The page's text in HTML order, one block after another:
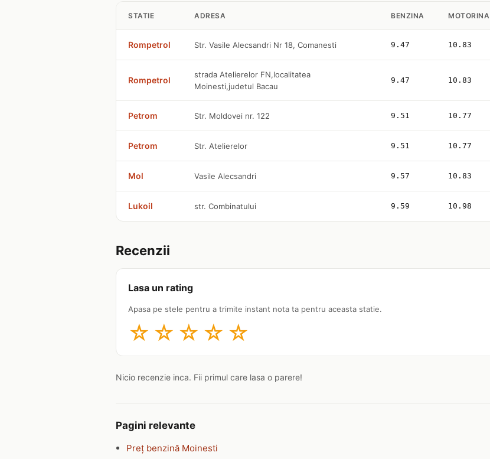
STATIE ADRESA BENZINA MOTORINA
Rompetrol Str. Vasile Alecsandri Nr 18, Comanesti 9.47 10.83
Rompetrol
strada Atelierelor FN,localitatea
Moinesti,judetul Bacau
9.47 10.83
Petrom Str. Moldovei nr. 122 9.51 10.77
Petrom Str. Atelierelor 9.51 10.77
Mol Vasile Alecsandri 9.57 10.83
Lukoil str. Combinatului 9.59 10.98
Recenzii
Lasa un rating
Apasa pe stele pentru a trimite instant nota ta pentru aceasta statie.
☆ ☆ ☆ ☆ ☆
Nicio recenzie inca. Fii primul care lasa o parere!
Pagini relevante
Preț benzină Moinesti